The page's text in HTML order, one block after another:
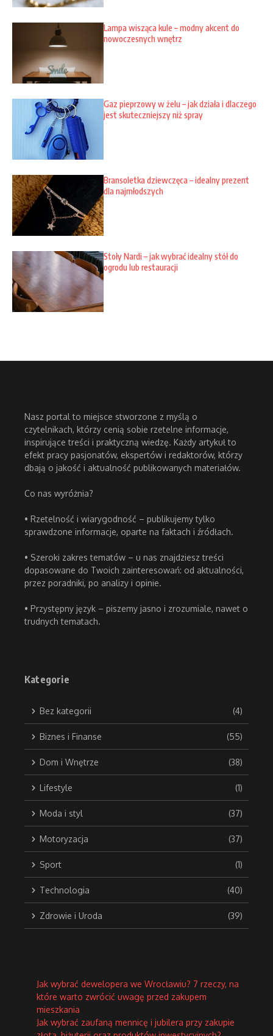
Lampa wisząca kule – modny akcent do
nowoczesnych wnętrz
Gaz pieprzowy w żelu – jak działa i dlaczego
jest skuteczniejszy niż spray
Bransoletka dziewczęca – idealny prezent
dla najmłodszych
Stoły Nardi – jak wybrać idealny stół do
ogrodu lub restauracji
Nasz portal to miejsce stworzone z myślą o
czytelnikach, którzy cenią sobie rzetelne informacje,
inspirujące treści i praktyczną wiedzę. Każdy artykuł to
efekt pracy pasjonatów, ekspertów i redaktorów, którzy
dbają o jakość i aktualność publikowanych materiałów.
Co nas wyróżnia?
• Rzetelność i wiarygodność – publikujemy tylko
sprawdzone informacje, oparte na faktach i źródłach.
• Szeroki zakres tematów – u nas znajdziesz treści
dopasowane do Twoich zainteresowań: od aktualności,
przez poradniki, po analizy i opinie.
• Przystępny język – piszemy jasno i zrozumiale, nawet o
trudnych tematach.
Kategorie
Bez kategorii (4)
Biznes i Finanse (55)
Dom i Wnętrze (38)
Lifestyle (1)
Moda i styl (37)
Motoryzacja (37)
Sport (1)
Technologia (40)
Zdrowie i Uroda (39)
Jak wybrać dewelopera we Wrocławiu? 7 rzeczy, na
które warto zwrócić uwagę przed zakupem
mieszkania
Jak wybrać zaufaną mennicę i jubilera przy zakupie